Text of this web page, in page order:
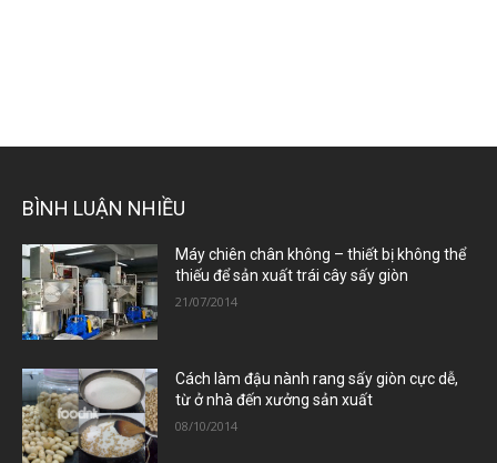
BÌNH LUẬN NHIỀU
Máy chiên chân không – thiết bị không thể
thiếu để sản xuất trái cây sấy giòn
21/07/2014
Cách làm đậu nành rang sấy giòn cực dễ,
từ ở nhà đến xưởng sản xuất
08/10/2014